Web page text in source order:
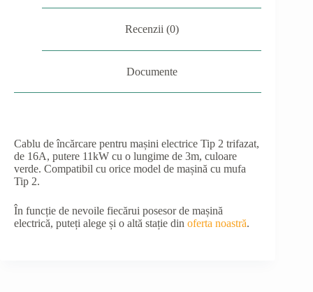
Recenzii (0)
Documente
Cablu de încărcare pentru mașini electrice Tip 2 trifazat,
de 16A, putere 11kW cu o lungime de 3m, culoare
verde. Compatibil cu orice model de mașină cu mufa
Tip 2.
În funcție de nevoile fiecărui posesor de mașină
electrică, puteți alege și o altă stație din oferta noastră.